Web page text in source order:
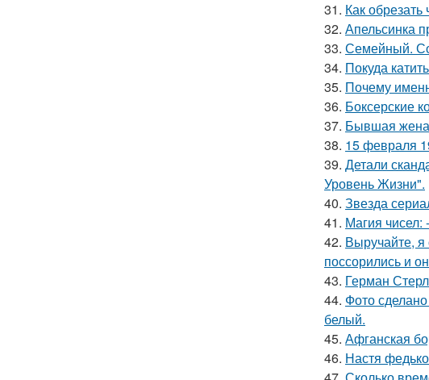
31. Как
32. Апельсинка
33. Семейный.
34. Покуда
35. Почему
36. Боксерские
37. Бывшая жена
38. 15 февраля
39. Детали
Уровень Жизни".
40. Звезда
41. Магия
42. Выручайте,
поссорились и
43. Герман
44. Фото
белый.
45. Афганская
46. Настя